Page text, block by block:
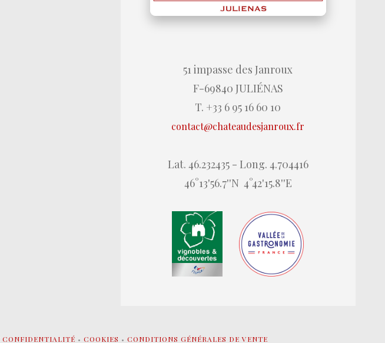
51 impasse des Janroux
F-69840 JULIÉNAS
T. +33 6 95 16 60 10
contact@chateaudesjanroux.fr
Lat. 46.232435 - Long. 4.704416
46°13'56.7''N 4°42'15.8''E
CONFIDENTIALITÉ • COOKIES • CONDITIONS GÉNÉRALES DE VENTE